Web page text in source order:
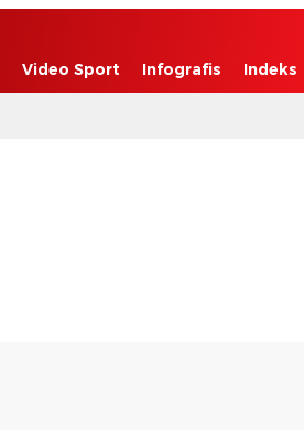
Video Sport Infografis Indeks